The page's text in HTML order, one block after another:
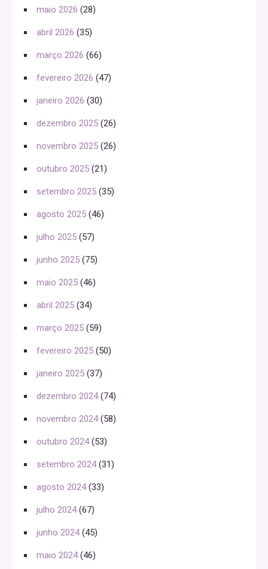
maio 2026 (28)
abril 2026 (35)
março 2026 (66)
fevereiro 2026 (47)
janeiro 2026 (30)
dezembro 2025 (26)
novembro 2025 (26)
outubro 2025 (21)
setembro 2025 (35)
agosto 2025 (46)
julho 2025 (57)
junho 2025 (75)
maio 2025 (46)
abril 2025 (34)
março 2025 (59)
fevereiro 2025 (50)
janeiro 2025 (37)
dezembro 2024(74)
novembro 2024(58)
outubro 2024(53)
setembro 2024(31)
agosto 2024(33)
julho 2024(67)
junho 2024(45)
maio 2024(46)